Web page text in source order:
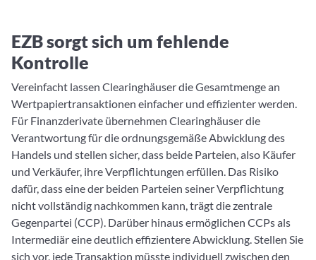
EZB sorgt sich um fehlende
Kontrolle
Vereinfacht lassen Clearinghäuser die Gesamtmenge an
Wertpapiertransaktionen einfacher und effizienter werden.
Für Finanzderivate übernehmen Clearinghäuser die
Verantwortung für die ordnungsgemäße Abwicklung des
Handels und stellen sicher, dass beide Parteien, also Käufer
und Verkäufer, ihre Verpflichtungen erfüllen. Das Risiko
dafür, dass eine der beiden Parteien seiner Verpflichtung
nicht vollständig nachkommen kann, trägt die zentrale
Gegenpartei (CCP). Darüber hinaus ermöglichen CCPs als
Intermediär eine deutlich effizientere Abwicklung. Stellen Sie
sich vor, jede Transaktion müsste individuell zwischen den